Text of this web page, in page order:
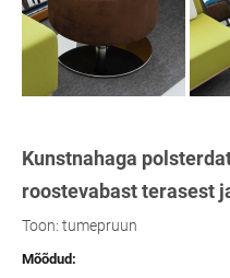
Kunstnahaga
roostevabast terasest
Toon: tumepruun
Mõõdud: